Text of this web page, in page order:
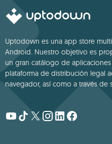
Uptodown es una app store
Android. Nuestro objetivo es
un gran catálogo de
plataforma de distribución legal
navegador, así como a través de